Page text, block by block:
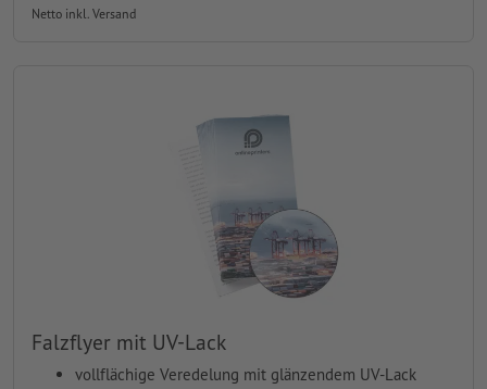
Netto inkl. Versand
Falzflyer mit UV-Lack
vollflächige Veredelung mit glänzendem UV-Lack